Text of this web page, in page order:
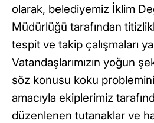
olarak, belediyemiz İklim
Müdürlüğü tarafından
tespit ve takip çalışmaları
Vatandaşlarımızın yoğun
söz konusu koku
amacıyla ekiplerimiz
düzenlenen tutanaklar ve